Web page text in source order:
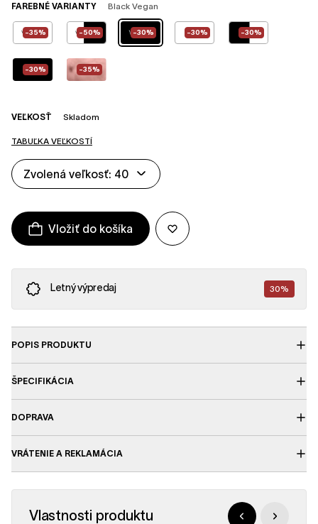
FAREBNÉ VARIANTY Black Vegan
-35% -50% -30% -30% -30%
-30% -35%
VEĽKOSŤ Skladom
TABUĽKA VEĽKOSTÍ
Zvolená veľkosť: 40
Vložiť do košíka
Letný výpredaj 30%
POPIS PRODUKTU
ŠPECIFIKÁCIA
DOPRAVA
VRÁTENIE A REKLAMÁCIA
Vlastnosti produktu